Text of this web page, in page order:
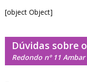
[object Object]
Dúvidas sobre
Redondo nº 11